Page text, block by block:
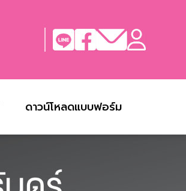
ดาวน์โหลดแบบฟอร์ม